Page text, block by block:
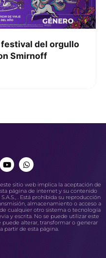
del orgullo
Smirnoff
sitio web implica la aceptación de
página de internet y su contenido
. Está prohibida su reproducción
almacenamiento o acceso a
cualquier otro sistema o tecnología
y escrita. No se puede utilizar este
alterar, transformar o generar
partir de esta página.